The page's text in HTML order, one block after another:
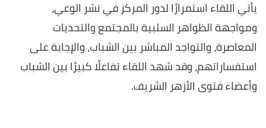
يأتي اللقاء استمرارًا لدور المركز في نشر الوعي،
ومواجهة الظواهر السلبية بالمجتمع والتحديات
المعاصرة، والتواجد المباشر بين الشباب، والإجابة على
استفساراتهم، وقد شهد اللقاء تفاعلًا كبيرًا بين الشباب
وأعضاء فتوى الأزهر الشريف.